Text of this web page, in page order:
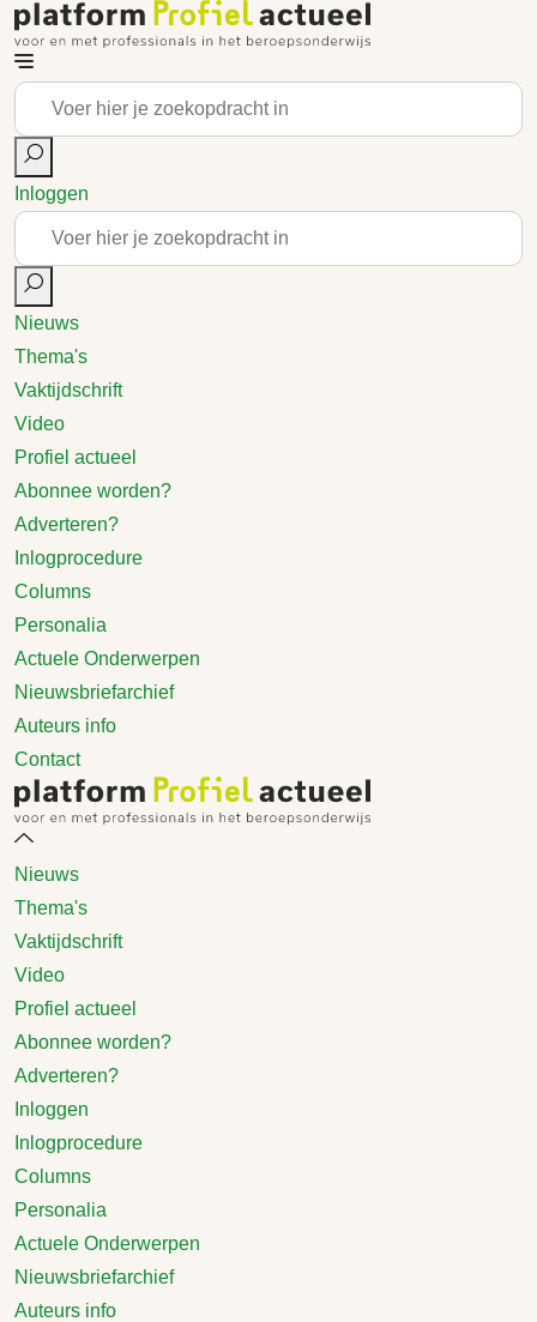
Inloggen
Nieuws
Thema's
Vaktijdschrift
Video
Profiel actueel
Abonnee worden?
Adverteren?
Inlogprocedure
Columns
Personalia
Actuele Onderwerpen
Nieuwsbriefarchief
Auteurs info
Contact
Nieuws
Thema's
Vaktijdschrift
Video
Profiel actueel
Abonnee worden?
Adverteren?
Inloggen
Inlogprocedure
Columns
Personalia
Actuele Onderwerpen
Nieuwsbriefarchief
Auteurs info